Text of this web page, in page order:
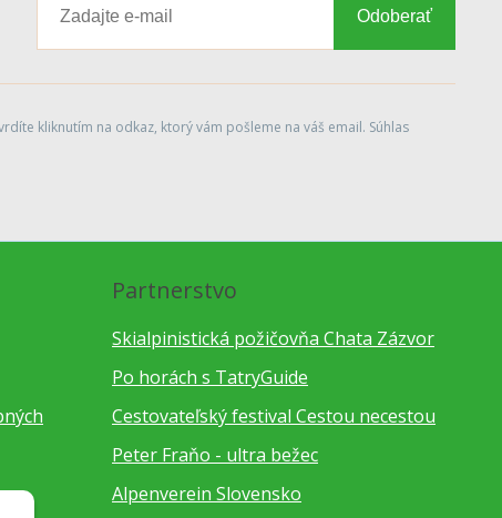
Odoberať
kliknutím na odkaz, ktorý vám pošleme na váš email. Súhlas
Partnerstvo
Skialpinistická požičovňa Chata Zázvor
Po horách s TatryGuide
Cestovateľský festival Cestou necestou
Peter Fraňo - ultra bežec
Alpenverein Slovensko